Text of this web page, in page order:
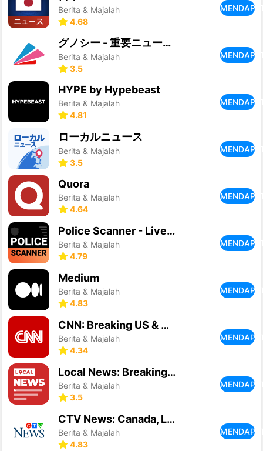
Berita & Majalah
4.68
グノシー - 重要ニュースを逃さない、定番ニュースアプリ
Berita & Majalah
3.5
HYPE by Hypebeast
Berita & Majalah
4.81
ローカルニュース
Berita & Majalah
3.5
Quora
Berita & Majalah
4.64
Police Scanner - Live Radio
Berita & Majalah
4.79
Medium
Berita & Majalah
4.83
CNN: Breaking US & World News
Berita & Majalah
4.34
Local News: Breaking & Latest
Berita & Majalah
3.5
CTV News: Canada, Local, World
Berita & Majalah
4.83